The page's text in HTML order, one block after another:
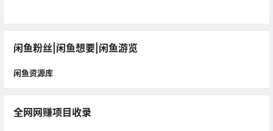
闲鱼粉丝|闲鱼想要|闲鱼游览
闲鱼资源库
全网网赚项目收录